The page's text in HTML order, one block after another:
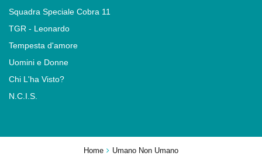
Home Umano Non Umano
Squadra Speciale Cobra 11
TGR - Leonardo
Tempesta d'amore
Uomini e Donne
Chi L'ha Visto?
N.C.I.S.